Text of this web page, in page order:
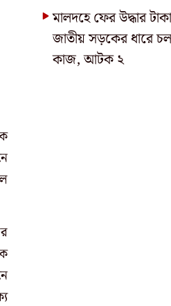
মালদহে ফের উদ্ধার
জাতীয় সড়কের ধারে
কাজ, আটক ২